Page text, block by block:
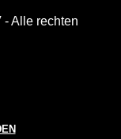
Alle rechten